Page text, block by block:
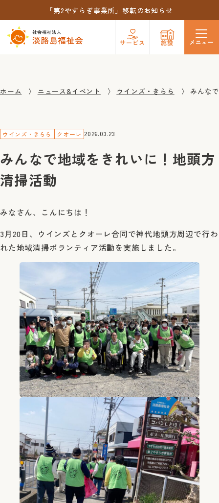
「第2やすらぎ事業所」移転のお知らせ
サービス 施設 メニュー
ホーム ニュース&イベント ウインズ・きらら みんな
ウインズ・きらら クオーレ 2026.03.23
みんなで地域をきれいに！地頭方
清掃活動
みなさん、こんにちは！
3月20日、ウインズとクオーレ合同で神代地頭方周辺で行わ
れた地域清掃ボランティア活動を実施しました。